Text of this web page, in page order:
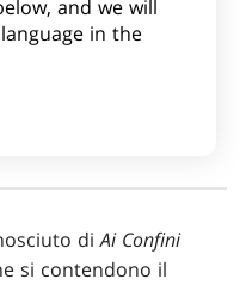
diAi Confini
si contendono il
and we will
in the